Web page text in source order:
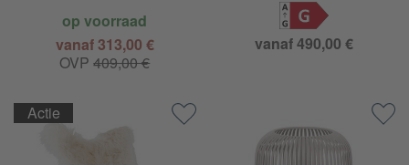
op voorraad
vanaf 313,00 €
OVP409,00 €
G
vanaf 490,00 €
Actie